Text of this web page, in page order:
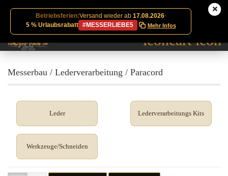
Betriebsferien:Versand wieder ab 17.08.2026·
5 % Urlaubsrabatt
#MESSERLIEBE5 Mehr Infos
Messerbau / Lederverarbeitung / Paracord
Leder Lederverarbeitungs Kits
Werkzeuge/Schneiden